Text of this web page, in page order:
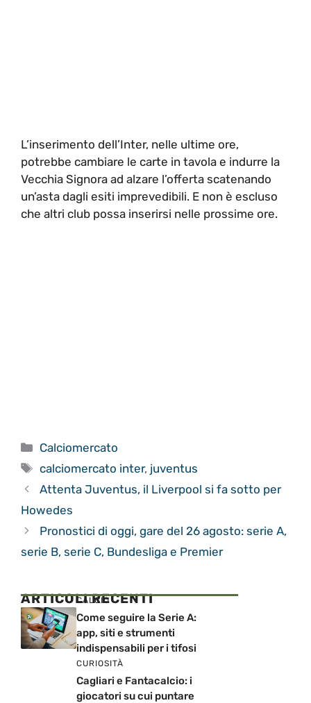
L’inserimento dell’Inter, nelle ultime ore,
potrebbe cambiare le carte in tavola e indurre la
Vecchia Signora ad alzare l’offerta scatenando
un’asta dagli esiti imprevedibili. E non è escluso
che altri club possa inserirsi nelle prossime ore.
Categorie
Calciomercato
Tag
calciomercato inter, juventus
Attenta Juventus, il Liverpool si fa sotto per
Howedes
Pronostici di oggi, gare del 26 agosto: serie A,
serie B, serie C, Bundesliga e Premier
ARTICOLI RECENTI
CALCIO
Come seguire la Serie A:
app, siti e strumenti
indispensabili per i tifosi
CURIOSITÀ
Cagliari e Fantacalcio: i
giocatori su cui puntare